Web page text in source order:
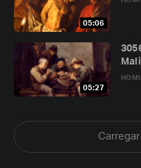
05:06
05:27